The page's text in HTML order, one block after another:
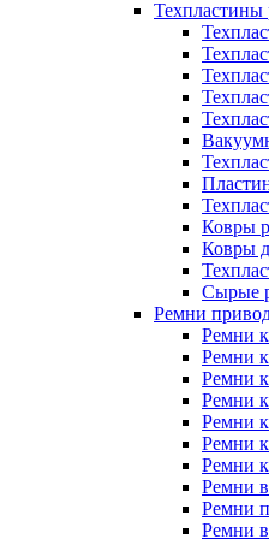
Техпластины
Ковры
Ковры
Сырые
Ремни
Ремни
Ремни
Ремни
Ремни
Ремни
Ремни
Ремни
Ремни
Ремни
Ремни